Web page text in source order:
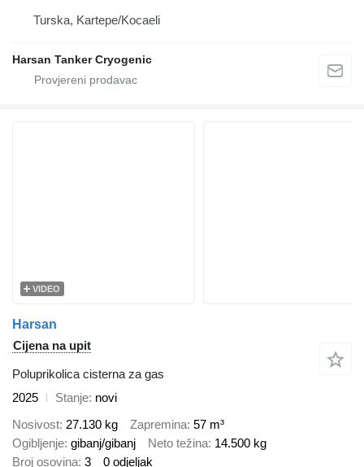
Turska, Kartepe/Kocaeli
Harsan Tanker Cryogenic
VIDEO
Harsan
Cijena na upit
Poluprikolica cisterna za gas
2025
Stanje novi
Nosivost 27.130 kg Zapremina 57 m³
Ogibljenje gibanj/gibanj Neto težina 14.500 kg
Broj osovina 3 0 odjeljak